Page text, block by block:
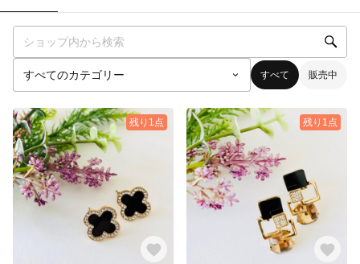
すべて 販売中
残り1点 残り1点